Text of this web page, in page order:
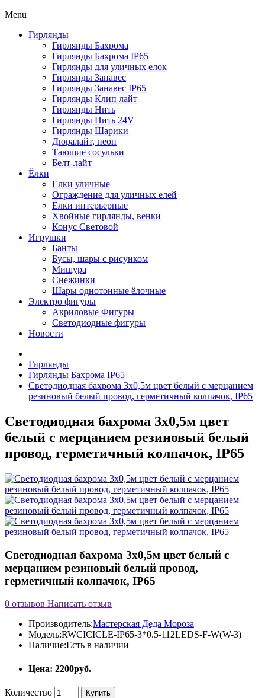
Menu
Гирлянды
Гирлянды Бахрома
Гирлянды Бахрома IP65
Гирлянды для уличных елок
Гирлянды Занавес
Гирлянды Занавес IP65
Гирлянды Клип лайт
Гирлянды Нить
Гирлянды Нить 24V
Гирлянды Шарики
Дюралайт, неон
Тающие сосульки
Белт-лайт
Ёлки
Ёлки уличные
Ограждение для уличных елей
Ёлки интерьерные
Хвойные гирлянды, венки
Конус Световой
Игрушки
Банты
Бусы, шары с рисунком
Мишура
Снежинки
Шары однотонные ёлочные
Электро фигуры
Акриловые Фигуры
Светодиодные фигуры
Новости
Гирлянды
Гирлянды Бахрома IP65
Светодиодная бахрома 3х0,5м цвет белый с мерцанием
резиновый белый провод, герметичный колпачок, IP65
Светодиодная бахрома 3х0,5м цвет
белый с мерцанием резиновый белый
провод, герметичный колпачок, IP65
Светодиодная бахрома 3х0,5м цвет белый с
мерцанием резиновый белый провод,
герметичный колпачок, IP65
0 отзывов Написать отзыв
Производитель:Мастерская Деда Мороза
Модель:RWCICICLE-IP65-3*0.5-112LEDS-F-W(W-3)
Наличие:Есть в наличии
Цена: 2200руб.
Количество
Купить